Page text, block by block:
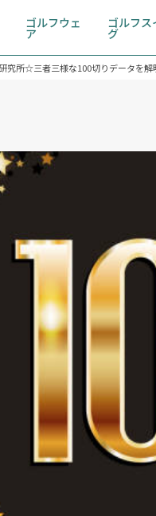
ゴルフウェ
ア
ゴルフス
グ
究所☆三者三様な100切りデータを解